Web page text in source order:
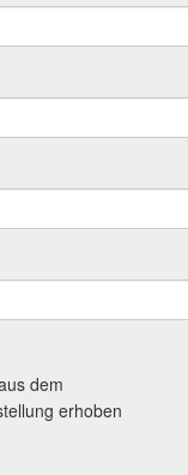
dem
erhoben